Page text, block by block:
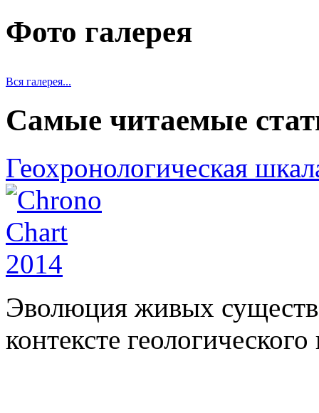
Фото галерея
Вся галерея...
Самые читаемые
Геохронологическая
Эволюция живых
контексте